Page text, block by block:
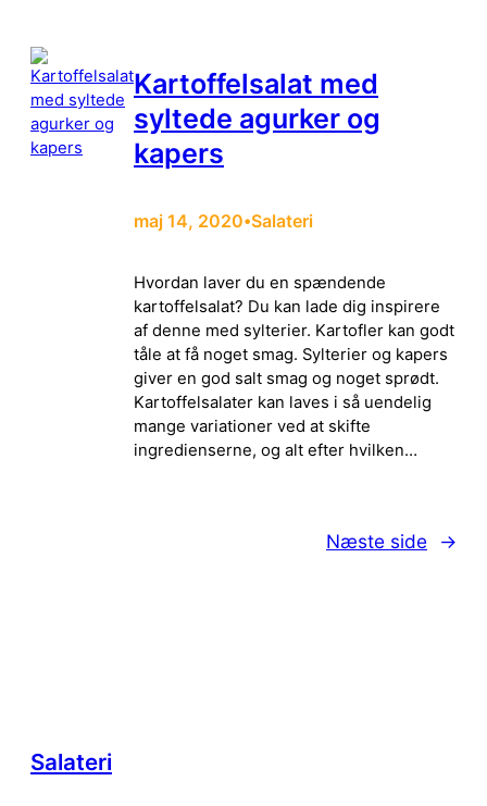
Kartoffelsalat med
syltede agurker og
kapers
maj 14, 2020•Salateri
Hvordan laver du en spændende
kartoffelsalat? Du kan lade dig inspirere
af denne med sylterier. Kartofler kan godt
tåle at få noget smag. Sylterier og kapers
giver en god salt smag og noget sprødt.
Kartoffelsalater kan laves i så uendelig
mange variationer ved at skifte
ingredienserne, og alt efter hvilken…
Næste side →
Salateri